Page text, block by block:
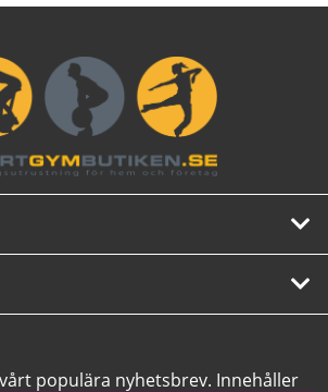
populära nyhetsbrev. Innehåller